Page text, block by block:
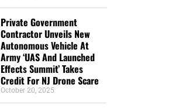
Private Government
Contractor Unveils New
Autonomous Vehicle At
Army ‘UAS And Launched
Effects Summit’ Takes
Credit For NJ Drone Scare
October 20, 2025